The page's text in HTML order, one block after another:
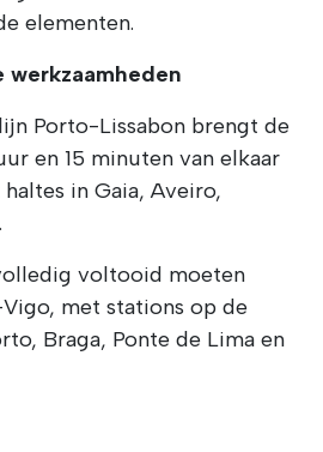
elementen.
Porto-Lissabon brengt de
en 15 minuten van elkaar
in Gaia, Aveiro,
voltooid moeten
met stations op de
Braga, Ponte de Lima en